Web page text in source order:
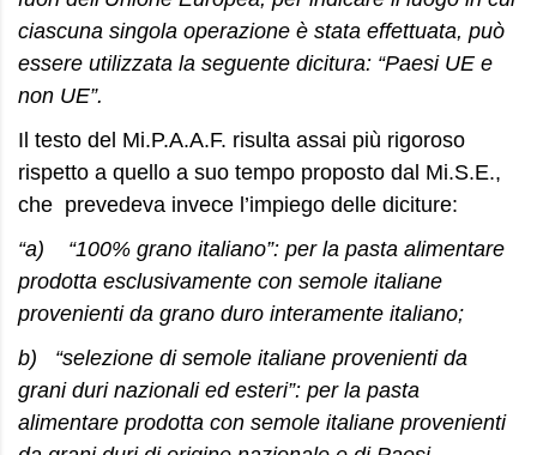
ciascuna singola operazione è stata effettuata, può
essere utilizzata la seguente dicitura: “Paesi UE e
non UE”.
Il testo del Mi.P.A.A.F. risulta assai più rigoroso
rispetto a quello a suo tempo proposto dal Mi.S.E.,
che prevedeva invece l’impiego delle diciture:
“a) “100% grano italiano”: per la pasta alimentare
prodotta esclusivamente con semole italiane
provenienti da grano duro interamente italiano;
b) “selezione di semole italiane provenienti da
grani duri nazionali ed esteri”: per la pasta
alimentare prodotta con semole italiane provenienti